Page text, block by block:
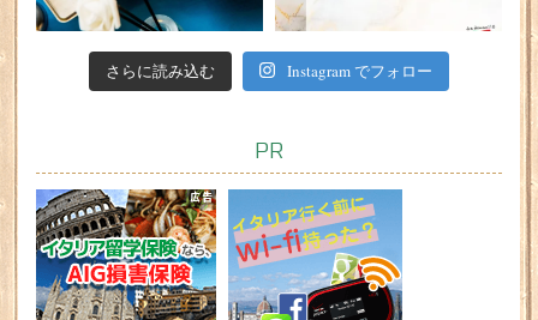
さらに読み込む Instagram でフォロー
PR